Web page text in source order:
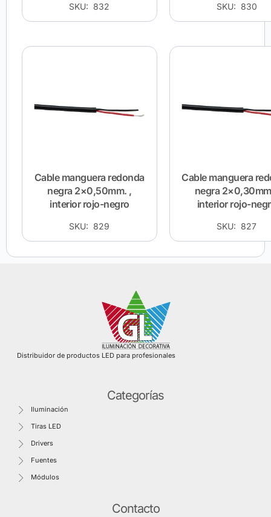
SKU: 832 SKU: 830
Cable manguera redonda
negra 2×0,50mm. ,
interior rojo-negro
SKU: 829
Cable manguera
negra
interior rojo-
SKU: 827
Distribuidor de productos LED para profesionales
Categorías
Iluminación
Tiras LED
Drivers
Fuentes
Módulos
Contacto